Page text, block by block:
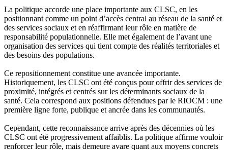
La politique accorde une place importante aux CLSC, en les
positionnant comme un point d’accès central au réseau de la santé et
des services sociaux et en réaffirmant leur rôle en matière de
responsabilité populationnelle. Elle met également de l’avant une
organisation des services qui tient compte des réalités territoriales et
des besoins des populations.
Ce repositionnement constitue une avancée importante.
Historiquement, les CLSC ont été conçus pour offrir des services de
proximité, intégrés et centrés sur les déterminants sociaux de la
santé. Cela correspond aux positions défendues par le RIOCM : une
première ligne forte, publique et ancrée dans les communautés.
Cependant, cette reconnaissance arrive après des décennies où les
CLSC ont été progressivement affaiblis. La politique affirme vouloir
renforcer leur rôle, mais demeure avare quant aux moyens concrets